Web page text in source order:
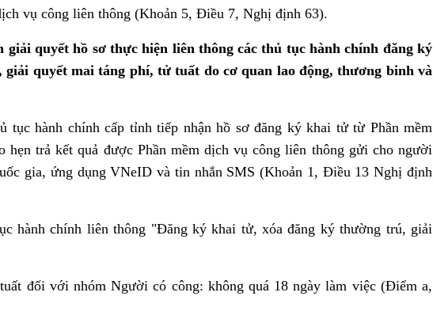
vụ công liên thông (Khoản 5, Điều 7, Nghị định 63).
giải quyết hồ sơ thực hiện liên thông các thủ tục hành chính đăng ký
quyết mai táng phí, tử tuất do cơ quan lao động, thương binh và
tục hành chính cấp tỉnh tiếp nhận hồ sơ đăng ký khai tử từ Phần mềm
hẹn trả kết quả được Phần mềm dịch vụ công liên thông gửi cho người
gia, ứng dụng VNeID và tin nhắn SMS (Khoản 1, Điều 13 Nghị định
hành chính liên thông "Đăng ký khai tử, xóa đăng ký thường trú, giải
đối với nhóm Người có công: không quá 18 ngày làm việc (Điểm a,